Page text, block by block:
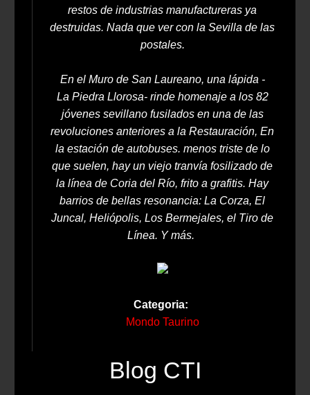
restos de industrias manufactureras ya
destruidas. Nada que ver con la Sevilla de las
postales.
En el Muro de San Laureano, una lápida -
La Piedra Llorosa- rinde homenaje a los 82
jóvenes sevillano fusilados en una de las
revoluciones anteriores a la Restauración, En
la estación de autobuses. menos triste de lo
que suelen, hay un viejo tranvía fosilizado de
la línea de Coria del Río, frito a grafitis. Hay
barrios de bellas resonancia: La Corza, El
Juncal, Heliópolis, Los Bermejales, el Tiro de
Línea. Y más.
Categoria:
Mondo Taurino
Blog CTI